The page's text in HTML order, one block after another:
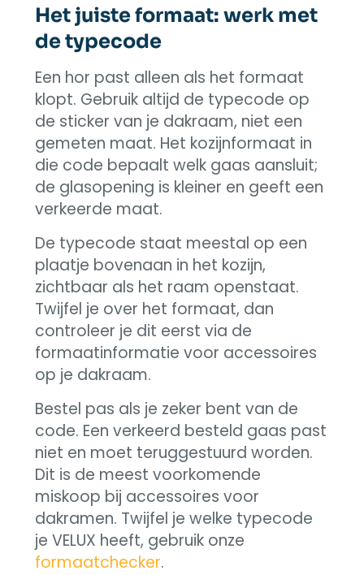
Het juiste formaat: werk met
de typecode
Een hor past alleen als het formaat
klopt. Gebruik altijd de typecode op
de sticker van je dakraam, niet een
gemeten maat. Het kozijnformaat in
die code bepaalt welk gaas aansluit;
de glasopening is kleiner en geeft een
verkeerde maat.
De typecode staat meestal op een
plaatje bovenaan in het kozijn,
zichtbaar als het raam openstaat.
Twijfel je over het formaat, dan
controleer je dit eerst via de
formaatinformatie voor accessoires
op je dakraam.
Bestel pas als je zeker bent van de
code. Een verkeerd besteld gaas past
niet en moet teruggestuurd worden.
Dit is de meest voorkomende
miskoop bij accessoires voor
dakramen. Twijfel je welke typecode
je VELUX heeft, gebruik onze
formaatchecker.